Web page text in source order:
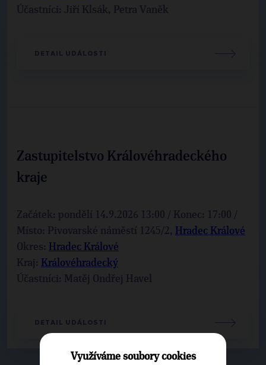
Účastníci: Jiří Klsák, Petra Vaněk
DETAIL UDÁLOSTI
Zastupitelstvo Královéhradeckého
kraje
Začátek: pondělí 14.9.2026 13:00 / Konec: 17:00 /
Místo: Pivovarské náměstí 1245/2, Hradec Králové
Okres: Hradec Králové
Kraj: Královéhradecký
Účastníci: Matěj Ondřej Havel
DETAIL UDÁLOSTI
Využíváme soubory cookies